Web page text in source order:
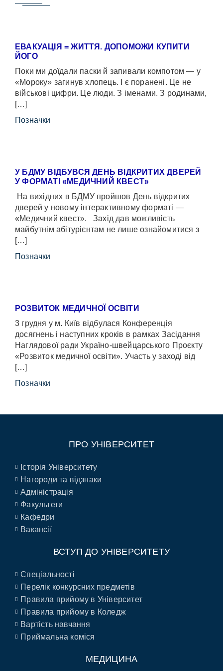
ЕВАКУАЦІЯ = ЖИТТЯ. ДОПОМОЖИ КУПИТИ
ЙОГО
Поки ми доїдали паски й запивали компотом — у
«Мороку» загинув хлопець. І є поранені. Це не
військові цифри. Це люди. З іменами. З родинами,
[…]
Позначки
У БДМУ ВІДБУВСЯ ДЕНЬ ВІДКРИТИХ ДВЕРЕЙ
У ФОРМАТІ «МЕДИЧНИЙ КВЕСТ»
На вихідних в БДМУ пройшов День відкритих
дверей у новому інтерактивному форматі —
«Медичний квест». Захід дав можливість
майбутнім абітурієнтам не лише ознайомитися з
[…]
Позначки
РОЗВИТОК МЕДИЧНОЇ ОСВІТИ
3 грудня у м. Київ відбулася Конференція
досягнень і наступних кроків в рамках Засідання
Наглядової ради Україно-швейцарського Проєкту
«Розвиток медичної освіти». Участь у заході від
[…]
Позначки
ПРО УНІВЕРСИТЕТ
Історія Університету
Нагороди та відзнаки
Адміністрація
Факультети
Кафедри
Вакансії
ВСТУП ДО УНІВЕРСИТЕТУ
Спеціальності
Перелік конкурсних предметів
Правила прийому в Університет
Правила прийому в Коледж
Вартість навчання
Приймальна коміся
МЕДИЦИНА